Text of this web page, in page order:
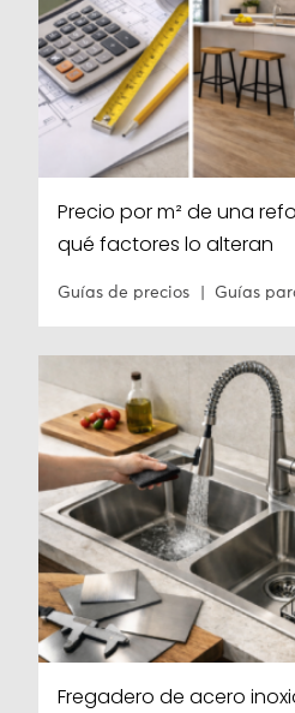
Precio por m² de una
qué factores lo alteran
Guías de precios Guías
Fregadero de acero